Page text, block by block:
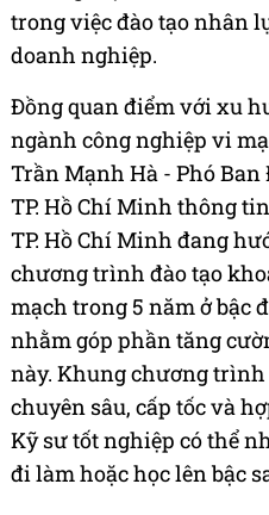
trong việc đào tạo nhân
doanh nghiệp.
Đồng quan điểm với xu
ngành công nghiệp vi
Trần Mạnh Hà - Phó Ban
TP. Hồ Chí Minh thông
TP. Hồ Chí Minh đang
chương trình đào tạo
mạch trong 5 năm ở bậc
nhằm góp phần tăng
này. Khung chương trình
chuyên sâu, cấp tốc và
Kỹ sư tốt nghiệp có thể
đi làm hoặc học lên bậc